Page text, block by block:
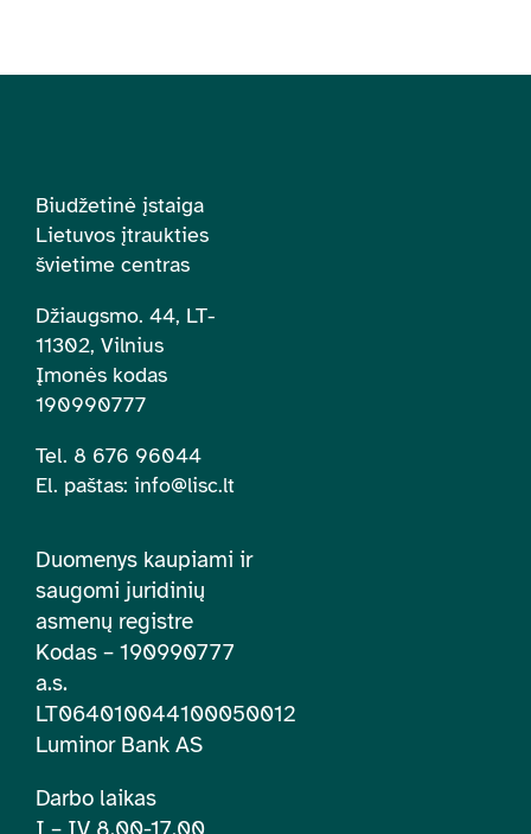
Biudžetinė įstaiga
Lietuvos įtraukties
švietime centras
Džiaugsmo. 44, LT-
11302, Vilnius
Įmonės kodas
190990777
Tel. 8 676 96044
El. paštas: info@lisc.lt
Duomenys kaupiami ir
saugomi juridinių
asmenų registre
Kodas – 190990777
a.s.
LT064010044100050012
Luminor Bank AS
Darbo laikas